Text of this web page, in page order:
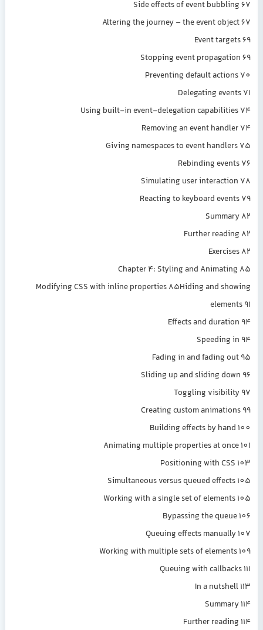
Side effects of event
Altering the journey – the event
Event
Stopping event
Preventing default
Delegating
Using built-in event-delegation
Removing an event
Giving namespaces to event
Rebinding
Simulating user
Reacting to keyboard
Further
Chapter 4: Styling and
Modifying CSS with inline properties 85Hiding and
Effects and
Fading in and fading
Sliding up and sliding
Toggling
Creating custom
Building effects by
Animating multiple properties at
Positioning with
Simultaneous versus queued
Working with a single set of
Bypassing the
Queuing effects
Working with multiple sets of
Queuing with
In a
Further